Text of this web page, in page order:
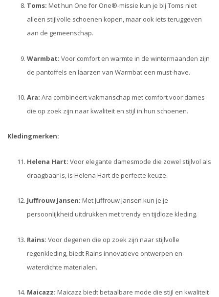
Toms: Met hun One for One®-missie kun je bij Toms niet
alleen stijlvolle schoenen kopen, maar ook iets teruggeven
aan de gemeenschap.
Warmbat: Voor comfort en warmte in de wintermaanden zijn
de pantoffels en laarzen van Warmbat een must-have.
Ara: Ara combineert vakmanschap met comfort voor dames
die op zoek zijn naar kwaliteit en stijl in hun schoenen.
Kledingmerken:
Helena Hart: Voor elegante damesmode die zowel stijlvol als
draagbaar is, is Helena Hart de perfecte keuze.
Juffrouw Jansen: Met Juffrouw Jansen kun je je
persoonlijkheid uitdrukken met trendy en tijdloze kleding.
Rains: Voor degenen die op zoek zijn naar stijlvolle
regenkleding, biedt Rains innovatieve ontwerpen en
waterdichte materialen.
Maicazz: Maicazz biedt betaalbare mode die stijl en kwaliteit